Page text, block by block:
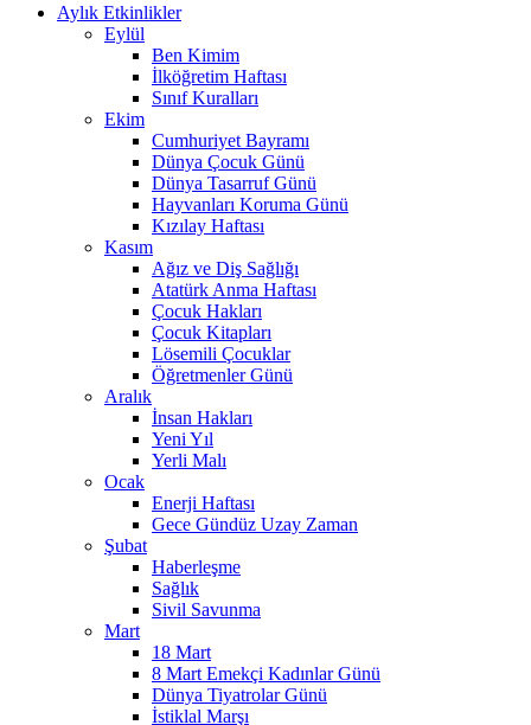
Aylık Etkinlikler
Eylül
Ben Kimim
İlköğretim Haftası
Sınıf Kuralları
Ekim
Cumhuriyet Bayramı
Dünya Çocuk Günü
Dünya Tasarruf Günü
Hayvanları Koruma Günü
Kızılay Haftası
Kasım
Ağız ve Diş Sağlığı
Atatürk Anma Haftası
Çocuk Hakları
Çocuk Kitapları
Lösemili Çocuklar
Öğretmenler Günü
Aralık
İnsan Hakları
Yeni Yıl
Yerli Malı
Ocak
Enerji Haftası
Gece Gündüz Uzay Zaman
Şubat
Haberleşme
Sağlık
Sivil Savunma
Mart
18 Mart
8 Mart Emekçi Kadınlar Günü
Dünya Tiyatrolar Günü
İstiklal Marşı